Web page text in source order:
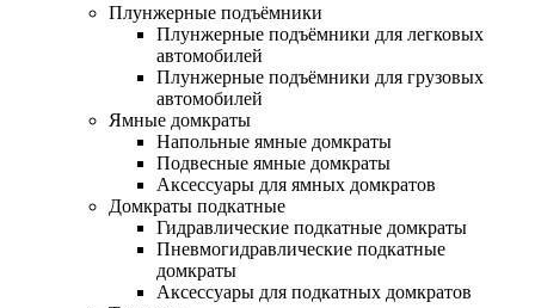
Плунжерные подъёмники
Плунжерные подъёмники для легковых
автомобилей
Плунжерные подъёмники для грузовых
автомобилей
Ямные домкраты
Напольные ямные домкраты
Подвесные ямные домкраты
Аксессуары для ямных домкратов
Домкраты подкатные
Гидравлические подкатные домкраты
Пневмогидравлические подкатные
домкраты
Аксессуары для подкатных домкратов